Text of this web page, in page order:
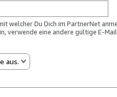
welcher Du Dich im PartnerNet
verwende eine andere gültige E-
aus.